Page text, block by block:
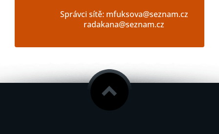
Správci sítě: mfuksova@seznam.cz
radakana@seznam.cz